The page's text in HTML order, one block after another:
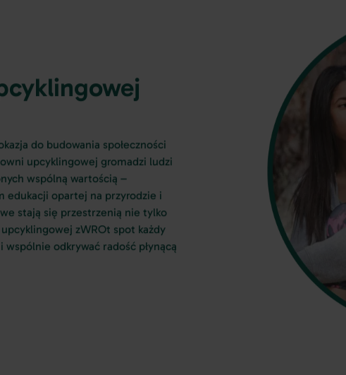
do budowania społeczności
upcyklingowej gromadzi ludzi
wspólną wartością –
edukacji opartej na przyrodzie i
stają się przestrzenią nie tylko
zWROt spot każdy
odkrywać radość płynącą